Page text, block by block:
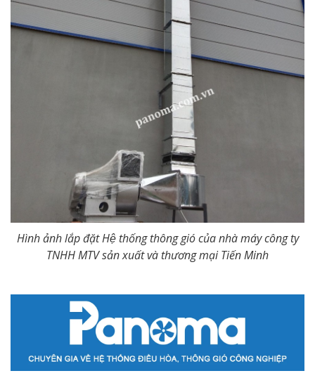
Hình ảnh lắp đặt Hệ thống thông gió của nhà máy công ty
TNHH MTV sản xuất và thương mại Tiến Minh